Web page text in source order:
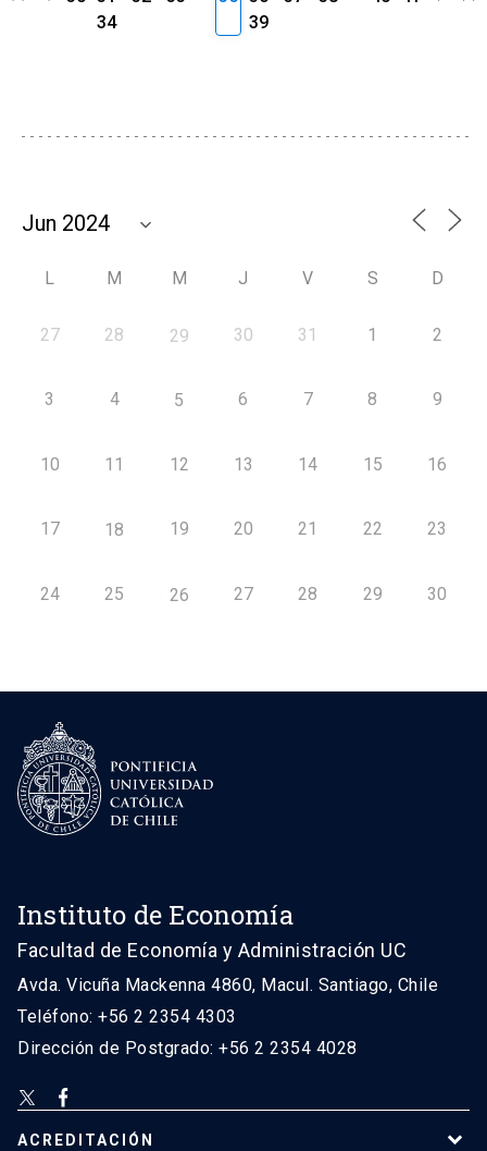
34
39
L M M J V S D
27 28 29 30 31 1 2
3 4 5 6 7 8 9
10 11 12 13 14 15 16
17 18 19 20 21 22 23
24 25 26 27 28 29 30
Instituto de Economía
Facultad de Economía y Administración UC
Avda. Vicuña Mackenna 4860, Macul. Santiago, Chile
Teléfono: +56 2 2354 4303
Dirección de Postgrado: +56 2 2354 4028
ACREDITACIÓN